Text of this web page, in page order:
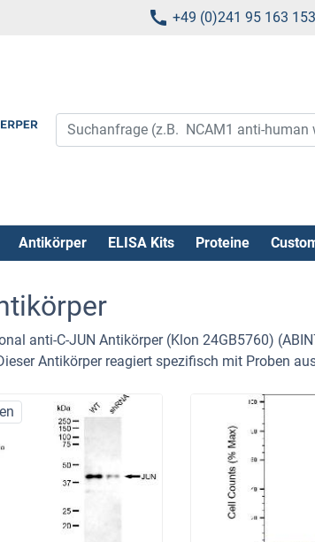
+49 (0)241 95 163 153
Antikörper ELISA Kits Proteine
anti-C-JUN Antikörper (Klon 24GB5760)
Antikörper reagiert spezifisch mit Proben